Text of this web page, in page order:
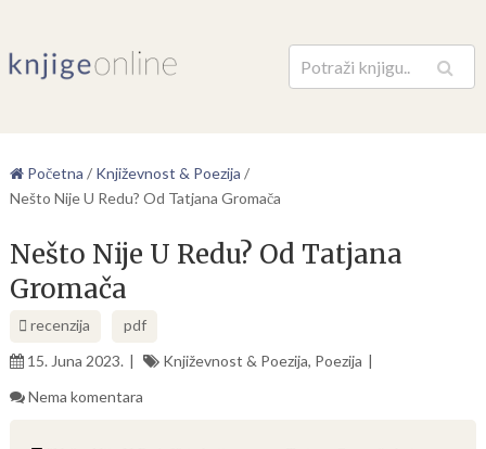
Pretraga
Početna / Književnost & Poezija /
Nešto Nije U Redu? Od Tatjana Gromača
Nešto Nije U Redu? Od Tatjana
Gromača
recenzija
pdf
15. Juna 2023.
Književnost & Poezija, Poezija
Nema komentara